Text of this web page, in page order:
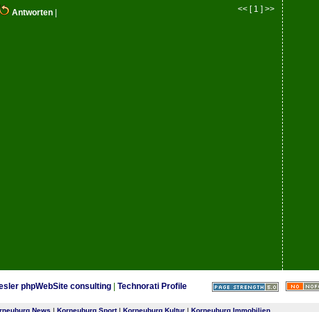
<< [ 1 ] >>
Antworten
phpWebSite consulting Technorati Profile
News | Korneuburg Sport| Korneuburg Kultur | Korneuburg Immobilien